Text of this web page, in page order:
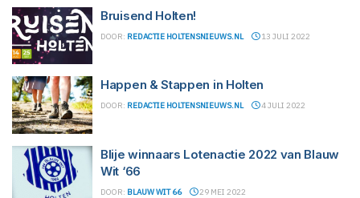
Bruisend Holten!
DOOR: REDACTIE HOLTENSNIEUWS.NL 13 JULI 2022
Happen & Stappen in Holten
DOOR: REDACTIE HOLTENSNIEUWS.NL 4 JULI 2022
Blije winnaars Lotenactie 2022 van Blauw
Wit ‘66
DOOR: BLAUW WIT 66 29 MEI 2022